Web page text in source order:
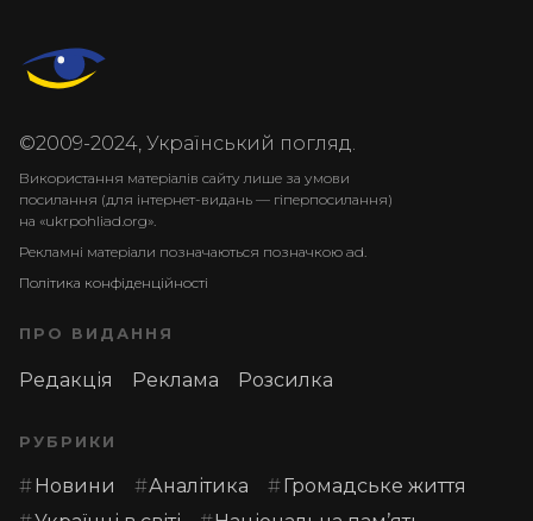
©2009-2024, Український погляд.
Використання матеріалів сайту лише за умови
посилання (для інтернет-видань — гіперпосилання)
на «ukrpohliad.org».
Рекламні матеріали позначаються позначкою ad.
Політика конфіденційності
ПРО ВИДАННЯ
Редакція Реклама Розсилка
РУБРИКИ
Новини Аналітика
Громадське життя